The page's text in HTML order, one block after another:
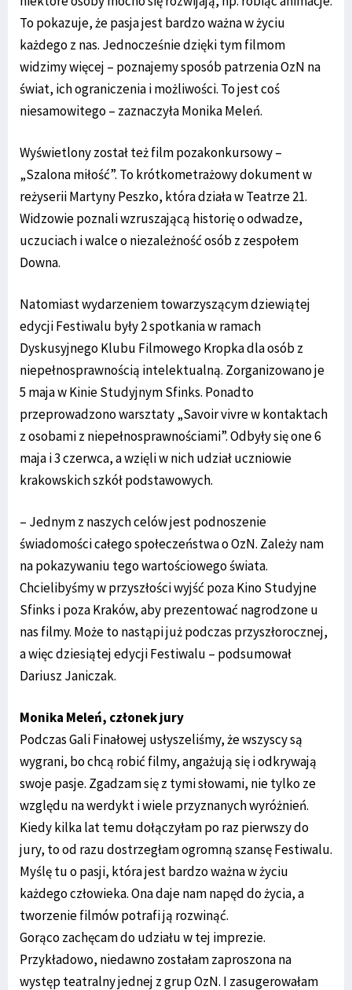
To pokazuje, że pasja jest bardzo ważna w życiu
każdego z nas. Jednocześnie dzięki tym filmom
widzimy więcej – poznajemy sposób patrzenia OzN na
świat, ich ograniczenia i możliwości. To jest coś
niesamowitego – zaznaczyła Monika Meleń.
Wyświetlony został też film pozakonkursowy –
„Szalona miłość”. To krótkometrażowy dokument w
reżyserii Martyny Peszko, która działa w Teatrze 21.
Widzowie poznali wzruszającą historię o odwadze,
uczuciach i walce o niezależność osób z zespołem
Downa.
Natomiast wydarzeniem towarzyszącym dziewiątej
edycji Festiwalu były 2 spotkania w ramach
Dyskusyjnego Klubu Filmowego Kropka dla osób z
niepełnosprawnością intelektualną. Zorganizowano je
5 maja w Kinie Studyjnym Sfinks. Ponadto
przeprowadzono warsztaty „Savoir vivre w kontaktach
z osobami z niepełnosprawnościami”. Odbyły się one 6
maja i 3 czerwca, a wzięli w nich udział uczniowie
krakowskich szkół podstawowych.
– Jednym z naszych celów jest podnoszenie
świadomości całego społeczeństwa o OzN. Zależy nam
na pokazywaniu tego wartościowego świata.
Chcielibyśmy w przyszłości wyjść poza Kino Studyjne
Sfinks i poza Kraków, aby prezentować nagrodzone u
nas filmy. Może to nastąpi już podczas przyszłorocznej,
a więc dziesiątej edycji Festiwalu – podsumował
Dariusz Janiczak.
Monika Meleń, członek jury
Podczas Gali Finałowej usłyszeliśmy, że wszyscy są
wygrani, bo chcą robić filmy, angażują się i odkrywają
swoje pasje. Zgadzam się z tymi słowami, nie tylko ze
względu na werdykt i wiele przyznanych wyróżnień.
Kiedy kilka lat temu dołączyłam po raz pierwszy do
jury, to od razu dostrzegłam ogromną szansę Festiwalu.
Myślę tu o pasji, która jest bardzo ważna w życiu
każdego człowieka. Ona daje nam napęd do życia, a
tworzenie filmów potrafi ją rozwinąć.
Gorąco zachęcam do udziału w tej imprezie.
Przykładowo, niedawno zostałam zaproszona na
występ teatralny jednej z grup OzN. I zasugerowałam